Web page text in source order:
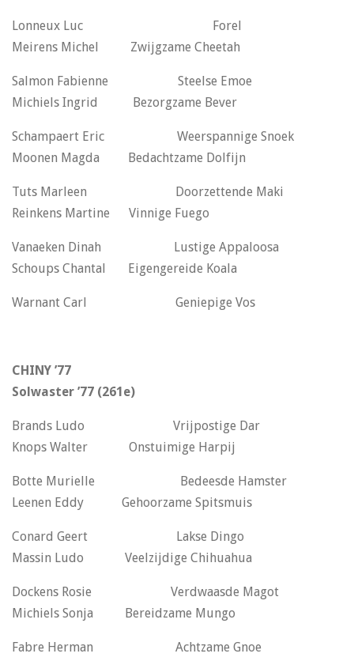
Lonneux Luc Forel
Meirens Michel Zwijgzame Cheetah
Salmon Fabienne Steelse Emoe
Michiels Ingrid Bezorgzame Bever
Schampaert Eric Weerspannige Snoek
Moonen Magda Bedachtzame Dolfijn
Tuts Marleen Doorzettende Maki
Reinkens Martine Vinnige Fuego
Vanaeken Dinah Lustige Appaloosa
Schoups Chantal Eigengereide Koala
Warnant Carl Geniepige Vos
CHINY ’77
Solwaster ’77 (261e)
Brands Ludo Vrijpostige Dar
Knops Walter Onstuimige Harpij
Botte Murielle Bedeesde Hamster
Leenen Eddy Gehoorzame Spitsmuis
Conard Geert Lakse Dingo
Massin Ludo Veelzijdige Chihuahua
Dockens Rosie Verdwaasde Magot
Michiels Sonja Bereidzame Mungo
Fabre Herman Achtzame Gnoe